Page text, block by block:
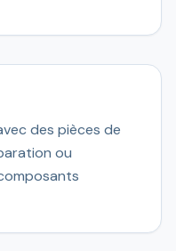
des pièces de
ou